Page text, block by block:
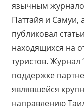
язычным
Паттайя и Самуи,
публиковал
находящихся на
туристов. Журнал
поддержке
являвшейся
направлению